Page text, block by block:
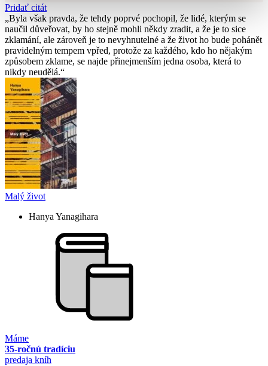
Pridať citát
Byla však pravda, že tehdy poprvé pochopil, že lidé, kterým se
naučil důveřovat, by ho stejně mohli někdy zradit, a že je to sice
zklamání, ale zároveň je to nevyhnutelné a že život ho bude pohánět
pravidelným tempem vpřed, protože za každého, kdo ho nějakým
způsobem zklame, se najde přinejmenším jedna osoba, která to
nikdy neudělá.
Malý život
Hanya Yanagihara
Máme
35-ročnú tradíciu
predaja kníh